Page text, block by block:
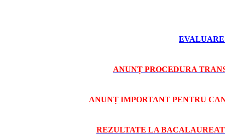
ANUNȚ PROCEDURA
ANUNȚ IMPORTANT PENTRU
REZULTATE LA